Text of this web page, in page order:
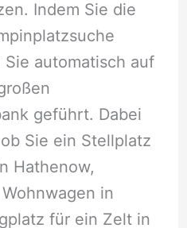
Indem Sie die
automatisch auf
geführt. Dabei
Sie ein Stellplatz
Hathenow,
in
für ein Zelt in